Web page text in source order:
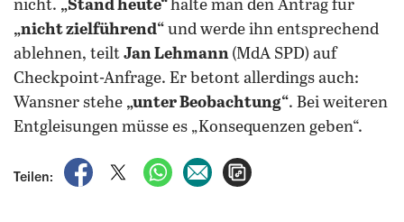
nicht. „Stand heute“halte man den Antrag für
„nicht zielführend“ und werde ihn entsprechend
ablehnen, teilt Jan Lehmann (MdA SPD) auf
Checkpoint-Anfrage. Er betont allerdings auch:
Wansner stehe „unter Beobachtung“. Bei weiteren
Entgleisungen müsse es „Konsequenzen geben“.
Teilen:
auf Facebook teilen
auf X teilenper WhatsApp teilen
per E-Mail teilen